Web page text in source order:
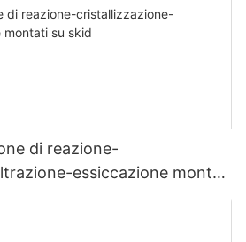
di reazione-
essiccazione montati